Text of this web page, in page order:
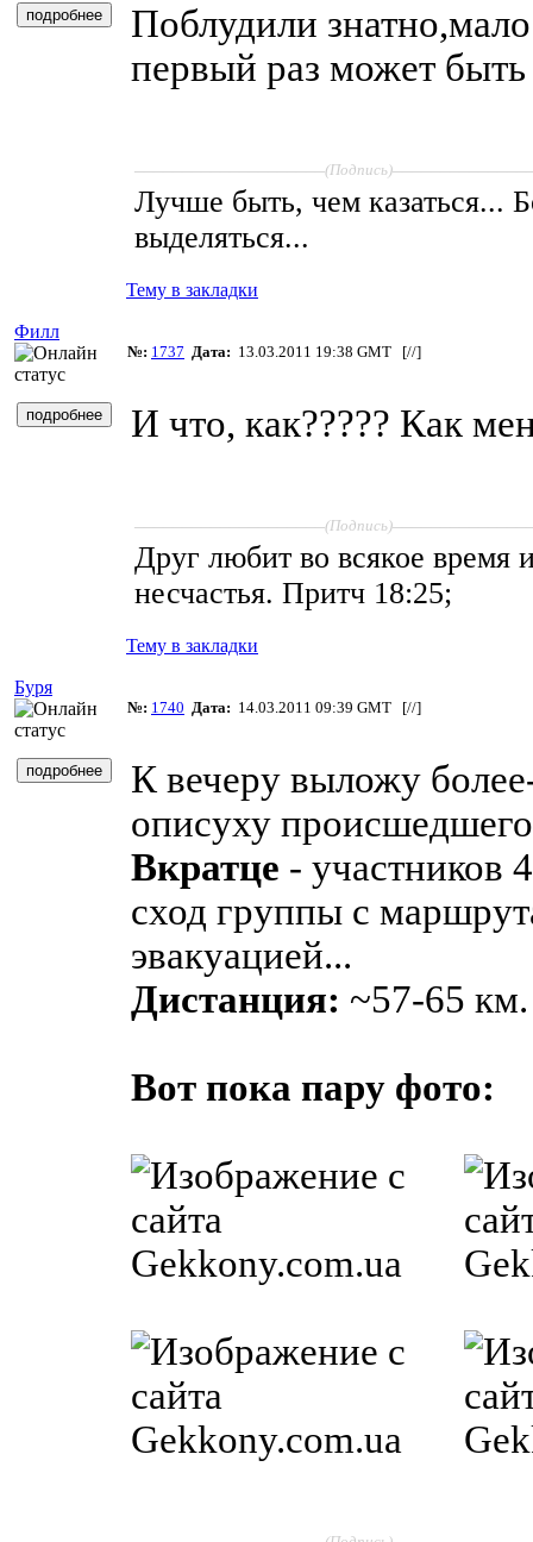
Поблудили
первый раз может
(Подпись)
Лучше быть, чем казаться...
выделяться...
Тему в закладки
Филл
№: 1737 Дата: 13.03.2011 19:38 GMT [//]
И что, как????? Как
(Подпись)
Друг любит во всякое время
несчастья. Притч 18:25;
Тему в закладки
Буря
№: 1740 Дата: 14.03.2011 09:39 GMT [//]
К вечеру выложу
описуху
Вкратце - участников
сход группы с
эвакуацией...
Дистанция: ~57-65
Вот пока пару фото: